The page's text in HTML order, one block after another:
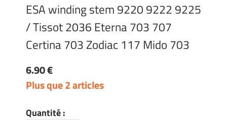
ESA winding stem 9220 9222 9225
/ Tissot 2036 Eterna 703 707
Certina 703 Zodiac 117 Mido 703
6.90 €
Plus que 2 articles
Quantité :